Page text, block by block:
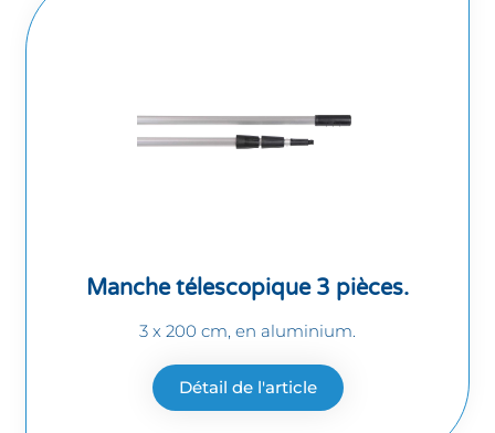
Manche télescopique 3 pièces.
3 x 200 cm, en aluminium.
Détail de l'article